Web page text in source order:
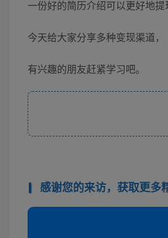
一份好的简历介绍可以更好地提
今天给大家分享多种变现渠道，
有兴趣的朋友赶紧学习吧。
感谢您的来访，获取更多